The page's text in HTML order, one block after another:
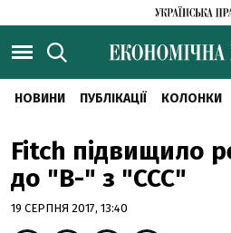
НОВИНИ ПУБЛІКАЦІЇ КОЛОНКИ
Fitch підвищило
до "B-" з "CCC"
19 СЕРПНЯ 2017, 13:40